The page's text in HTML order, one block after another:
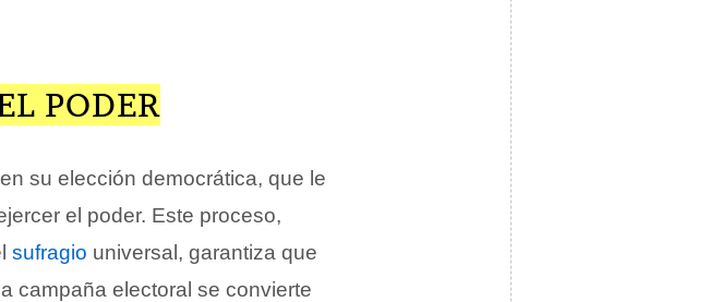
PODER
su elección democrática, que le
el poder. Este proceso,
sufragio universal, garantiza que
campaña electoral se convierte